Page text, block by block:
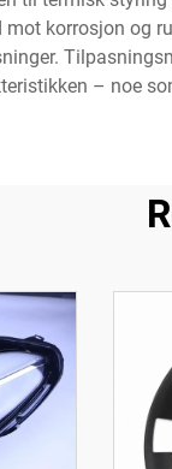
mot korrosjon og
– noe